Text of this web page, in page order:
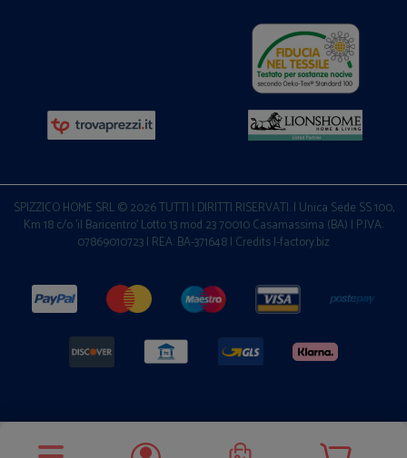
SPIZZICO HOME SRL © 2026 TUTTI I DIRITTI RISERVATI. | Unica Sede SS 100,
Km 18 c/o 'il Baricentro' Lotto 13 mod 23 70010 Casamassima (BA) | P.IVA:
07869010723 | REA: BA-371648 | Credits I-factory.biz